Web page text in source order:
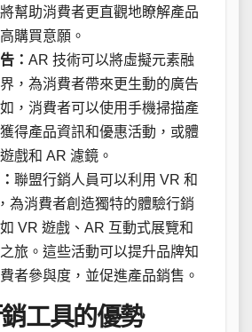
幫助消費者更直觀地瞭解產品
購買意願。
： AR 技術可以將虛擬元素融
，為消費者帶來更生動的廣告
，消費者可以使用手機掃描產
得產品資訊和優惠活動，或體
戲和 AR 濾鏡。
聯盟行銷人員可以利用 VR 和
為消費者創造獨特的體驗行銷
VR 遊戲、AR 互動式展覽和
旅。這些活動可以提升品牌知
者參與度，並促進產品銷售。
工具的優勢